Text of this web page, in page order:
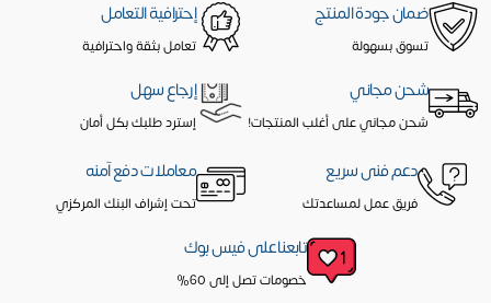
ضمان جودة المنتج
تسوق بسهولة
إحترافية التعامل
تعامل بثقة واحترافية
شحن مجاني
شحن مجاني على أغلب المنتجات!
إرجاع سهل
إسترد طلبك بكل أمان
دعم فنى سريع
فريق عمل لمساعدتك
معاملات دفع آمنه
تحت إشراف البنك المركزي
تابعنا على فيس بوك
خصومات تصل إلى 60%